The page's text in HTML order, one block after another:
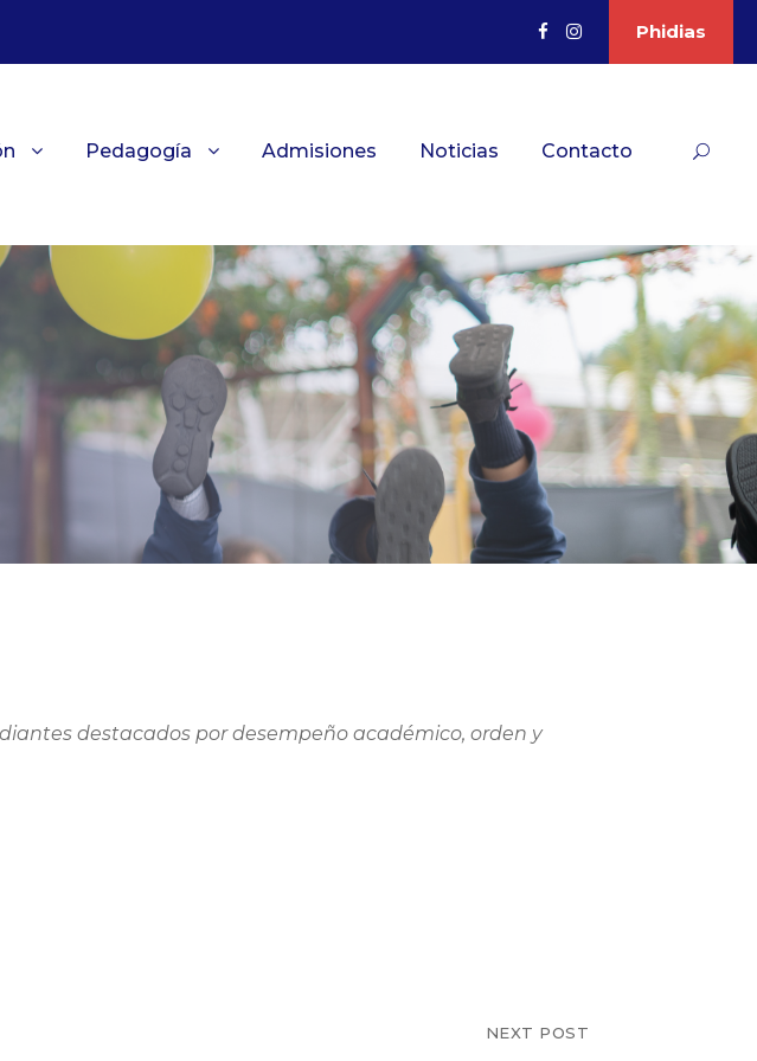
Phidias
Pedagogía Admisiones Noticias Contacto
destacados por desempeño académico, orden y
NEXT POST